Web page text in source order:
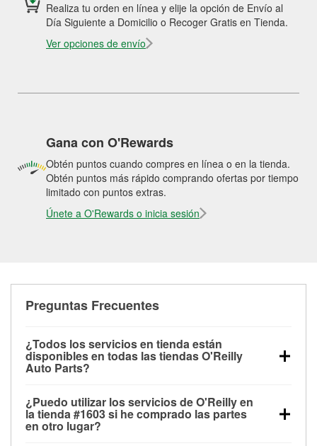
Realiza tu orden en línea y elije la opción de Envío al
Día Siguiente a Domicilio o Recoger Gratis en Tienda.
Ver opciones de envío
Gana con O'Rewards
Obtén puntos cuando compres en línea o en la tienda.
Obtén puntos más rápido comprando ofertas por tiempo
limitado con puntos extras.
Únete a O'Rewards o inicia sesión
Preguntas Frecuentes
¿Todos los servicios en tienda están
disponibles en todas las tiendas O'Reilly
Auto Parts?
las pruebas de batería, pruebas de alternador y
motor de arranque, revisión de la luz “Check Engine”
con O'Reilly VeriScan® e instalación de
¿Puedo utilizar los servicios de O'Reilly en
la tienda #1603 si he comprado las partes
en otro lugar?